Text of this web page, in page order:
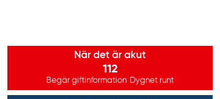
Viktig information
När det är akut
112
Begär giftinformation Dygnet runt